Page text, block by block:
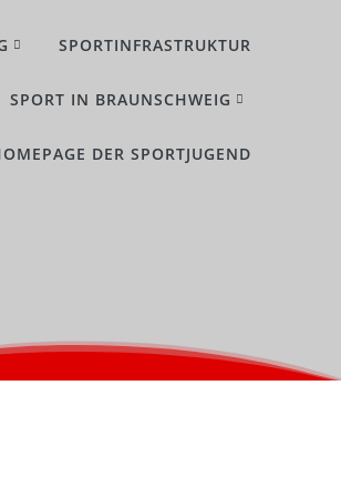
SPORTINFRASTRUKTUR
SPORT IN BRAUNSCHWEIG
DER SPORTJUGEND